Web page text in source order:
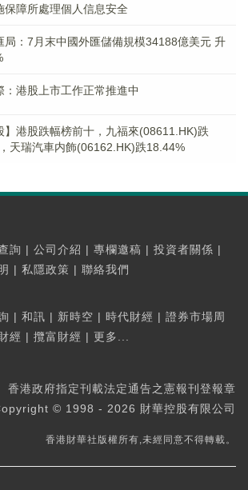
保障所處理個人信息安全
局：7月末中國外匯儲備規模34188億美元 升
：港股上市工作正常推進中
】港股跌幅榜前十，九福來(08611.HK)跌
天瑞汽車内飾(06162.HK)跌18.44%
詢 | 公司介紹 | 專欄邀稿 | 投資者關係 |
| 私隱政策 | 聯絡我們
| 和訊 | 新時空 | 時代財經 | 證券市場周
經 | 攬富財經 | 更多...
香港政府指定刊載法定通告之憲報刊登報章
© 1998 - 2026 財華控股有限公司
香港財華社版權所有,未經同意不得轉載。